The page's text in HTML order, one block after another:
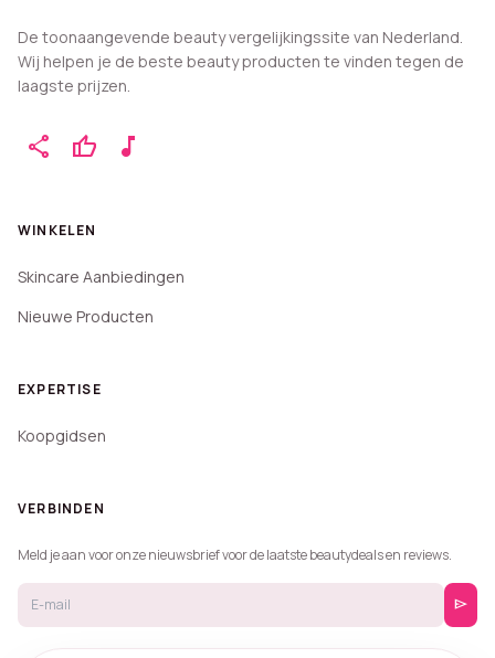
De toonaangevende beauty vergelijkingssite van Nederland.
Wij helpen je de beste beauty producten te vinden tegen de
laagste prijzen.
share thumb_up music_note
WINKELEN
Skincare Aanbiedingen
Nieuwe Producten
EXPERTISE
Koopgidsen
VERBINDEN
Meld je aan voor onze nieuwsbrief voor de laatste beautydeals en reviews.
send